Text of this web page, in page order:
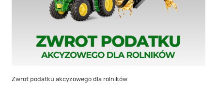
Zwrot podatku akcyzowego dla rolników